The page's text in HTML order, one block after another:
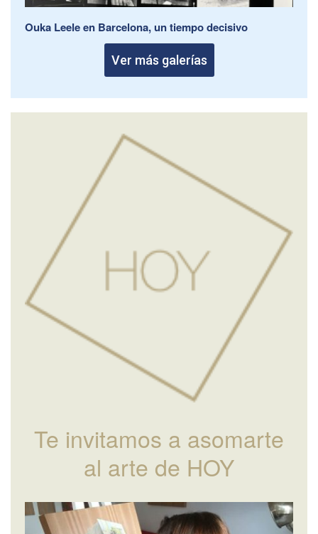
Ouka Leele en Barcelona, un tiempo decisivo
Ver más galerías
Te invitamos a asomarte
al arte de HOY